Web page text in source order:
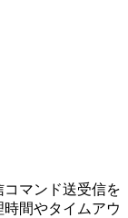
マンド送受信を
間やタイムアウ